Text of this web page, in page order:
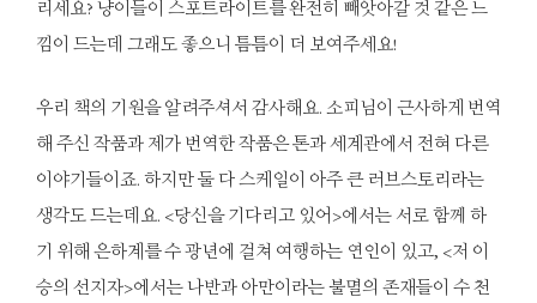
리세요? 냥이들이 스포트라이트를 완전히 빼앗아갈 것 같은 느
낌이 드는데 그래도 좋으니 틈틈이 더 보여주세요!
우리 책의 기원을 알려주셔서 감사해요. 소피님이 근사하게 번역
해 주신 작품과 제가 번역한 작품은 톤과 세계관에서 전혀 다른
이야기들이죠. 하지만 둘 다 스케일이 아주 큰 러브스토리라는
생각도 드는데요. <당신을 기다리고 있어>에서는 서로 함께 하
기 위해 은하계를 수 광년에 걸쳐 여행하는 연인이 있고, <저 이
승의 선지자>에서는 나반과 아만이라는 불멸의 존재들이 수 천